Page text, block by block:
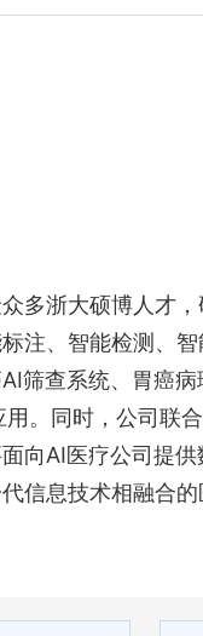
多浙大硕博人才
注、智能检测、
筛查系统、胃癌
。同时，公司联
向AI医疗公司提
信息技术相融合的